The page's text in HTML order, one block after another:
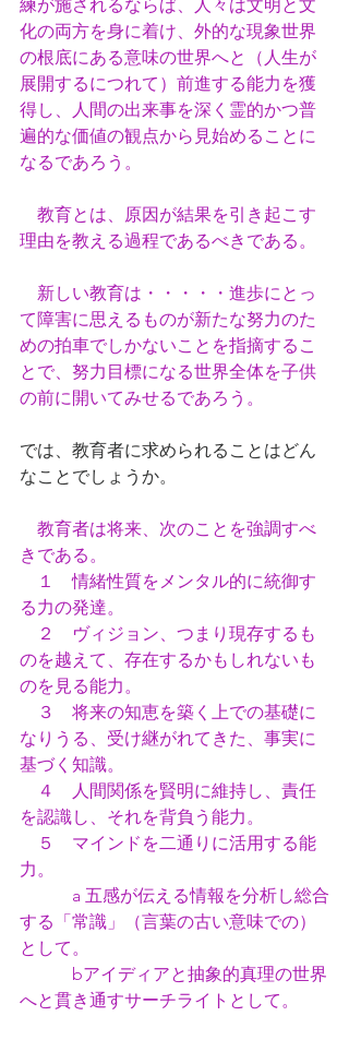
練が施されるならば、人々は文明と文
化の両方を身に着け、外的な現象世界
の根底にある意味の世界へと（人生が
展開するにつれて）前進する能力を獲
得し、人間の出来事を深く霊的かつ普
遍的な価値の観点から見始めることに
なるであろう。
教育とは、原因が結果を引き起こす
理由を教える過程であるべきである。
新しい教育は・・・・・進歩にとっ
て障害に思えるものが新たな努力のた
めの拍車でしかないことを指摘するこ
とで、努力目標になる世界全体を子供
の前に開いてみせるであろう。
では、教育者に求められることはどん
なことでしょうか。
教育者は将来、次のことを強調すべ
きである。
１　情緒性質をメンタル的に統御す
る力の発達。
２　ヴィジョン、つまり現存するも
のを越えて、存在するかもしれないも
のを見る能力。
３　将来の知恵を築く上での基礎に
なりうる、受け継がれてきた、事実に
基づく知識。
４　人間関係を賢明に維持し、責任
を認識し、それを背負う能力。
５　マインドを二通りに活用する能
力。
a 五感が伝える情報を分析し総合
する「常識」（言葉の古い意味での）
として。
bアイディアと抽象的真理の世界
へと貫き通すサーチライトとして。